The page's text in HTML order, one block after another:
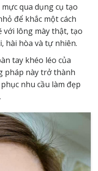
qua dụng cụ tạo
để khắc một cách
lông mày thật, tạo
hài hòa và tự nhiên.
tay khéo léo của
pháp này trở thành
nhu cầu làm đẹp